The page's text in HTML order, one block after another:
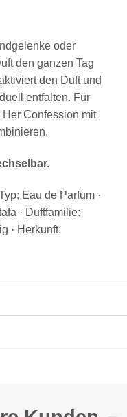
oder
den ganzen Tag
den Duft und
entfalten. Für
Confession mit
Eau de Parfum ·
· Duftfamilie:
· Herkunft: